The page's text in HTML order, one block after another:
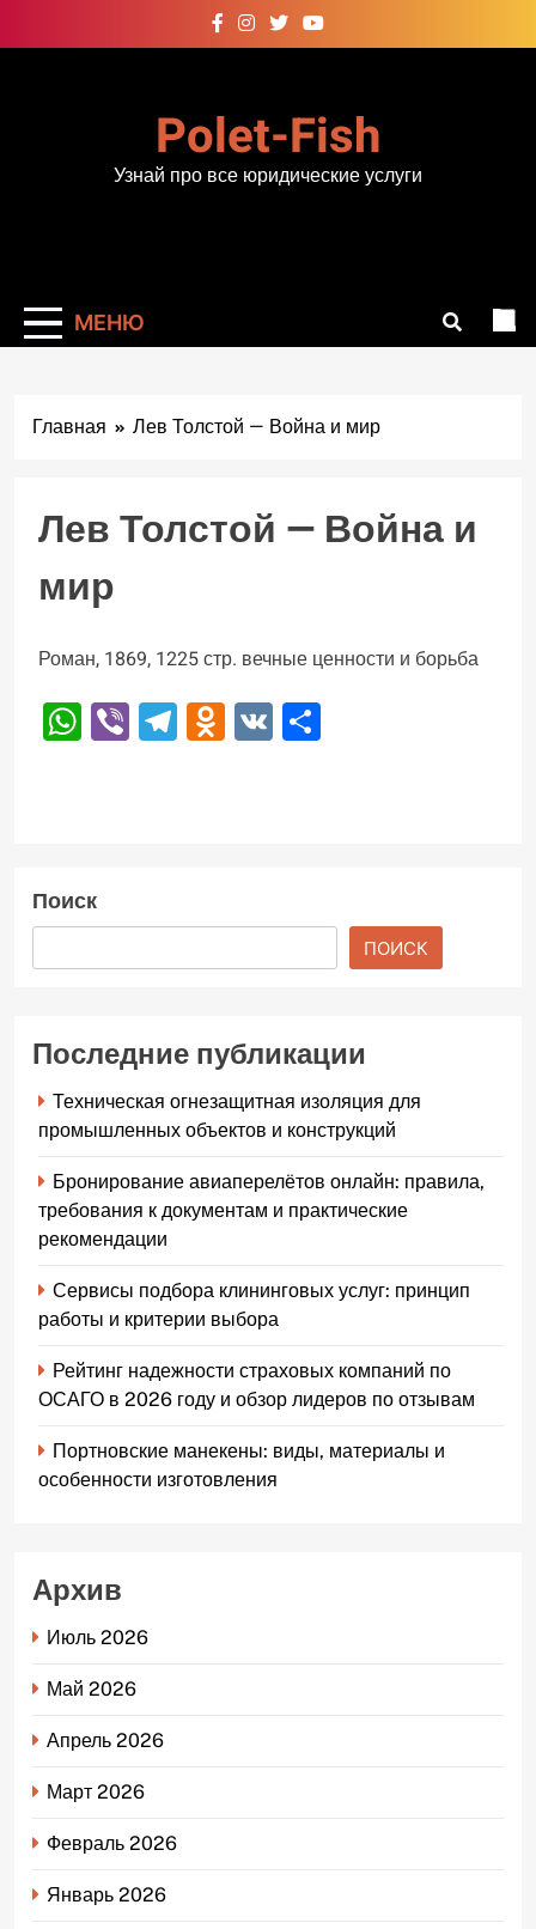
к
Polet-Fish
Узнай про все юридические услуги
МЕНЮ
Главная Лев Толстой — Война и мир
Лев Толстой — Война и
мир
Роман, 1869, 1225 стр. вечные ценности и борьба
WhatsApp
ViberTelegram
Odnoklassniki
VK
Поиск
ПОИСК
Последние публикации
Техническая огнезащитная изоляция для
промышленных объектов и конструкций
Бронирование авиаперелётов онлайн: правила,
требования к документам и практические
рекомендации
Сервисы подбора клининговых услуг: принцип
работы и критерии выбора
Рейтинг надежности страховых компаний по
ОСАГО в 2026 году и обзор лидеров по отзывам
Портновские манекены: виды, материалы и
особенности изготовления
Архив
Июль 2026
Май 2026
Апрель 2026
Март 2026
Февраль 2026
Январь 2026